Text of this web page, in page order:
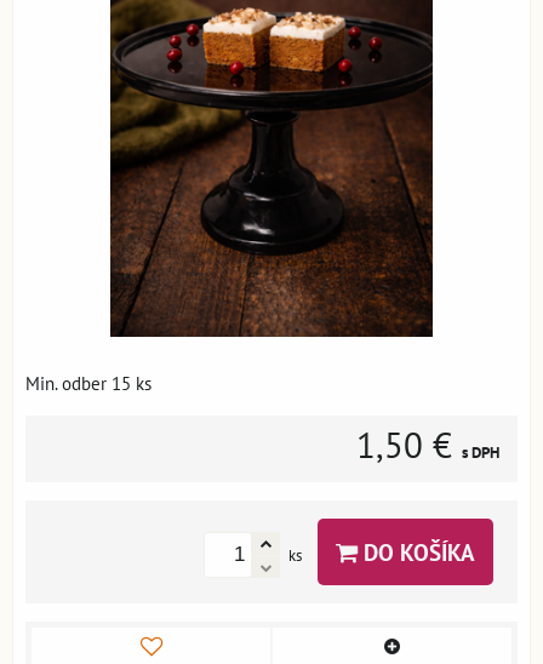
Min. odber 15 ks
1,50 € s DPH
ks DO KOŠÍKA